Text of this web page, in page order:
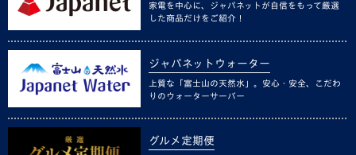
家電を中心に、ジャパネットが自信をもって厳選
した商品だけをご紹介！
ジャパネットウォーター
上質な「富士山の天然水」。安心・安全、こだわ
りのウォーターサーバー
グルメ定期便